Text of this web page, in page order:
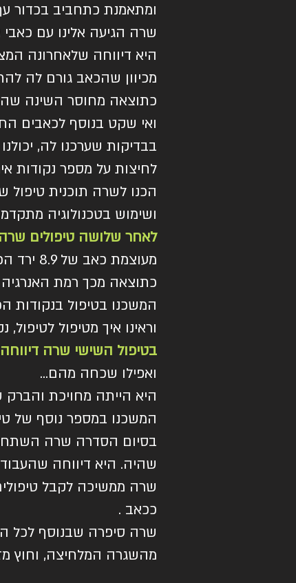
ומתאמנת כתחביב בכדור
שרה הגיעה אלינו עם כאבי
היא דיווחה שלאחרונה
מכיוון שהכאב גורם לה
כתוצאה מחוסר השינה
ואי שקט בנוסף לכאבים
בבדיקות שערכנו לה,
לחיצות על מספר נקודות
הכנו לשרה תוכנית טיפול
ושימוש בטכנולוגיה
לאחר שלושה טיפולים
מעוצמת כאב של 8.9 ירד הכאב לעוצמה 6, מה שאפשר לה לעבור את הלילה ללא התעוררות.
כתוצאה מכך רמת
המשכנו בטיפול
וראינו איך מטיפול
בטיפול השישי שרה
ואפילו שכחה מהם...
היא הייתה מחויכת והברק
המשכנו במספר נוסף של
בסיום הסדרה שרה
שהיה. היא דיווחה
שרה ממשיכה לקבל
ככאב .
שרה סיפרה שבנוסף לכל
מהשגרה המלחיצה, וחוץ